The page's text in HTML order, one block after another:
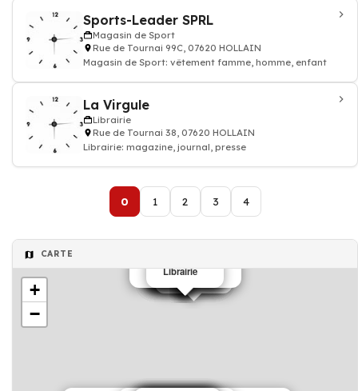
Sports-Leader SPRL
Magasin de Sport
Rue de Tournai 99C, 07620 HOLLAIN
Magasin de Sport: vêtement famme, homme, enfant
La Virgule
Librairie
Rue de Tournai 38, 07620 HOLLAIN
Librairie: magazine, journal, presse
0 1 2 3 4
CARTE
Infirmier
Infirmier
Infirmier
Infirmier
Infirmier
Infirmier
Infirmier
Boiserie
Magasin de Sport
Librairie
+
−